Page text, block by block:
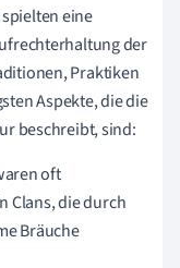
spielten eine
der
Praktiken
Aspekte, die die
beschreibt, sind:
oft
Clans, die durch
Bräuche